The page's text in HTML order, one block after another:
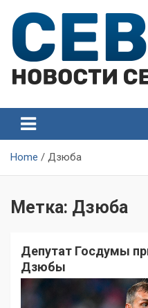
content
Севастополя
Севастополя
Home Дзюба
Метка: Дзюба
Депутат Госдумы
Дзюбы